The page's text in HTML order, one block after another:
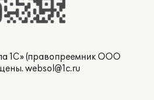
1С» (правопреемник ООО
websol@1c.ru